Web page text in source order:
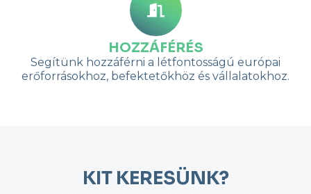
HOZZÁFÉRÉS
Segítünk hozzáférni a létfontosságú európai
erőforrásokhoz, befektetőkhöz és vállalatokhoz.
KIT KERESÜNK?